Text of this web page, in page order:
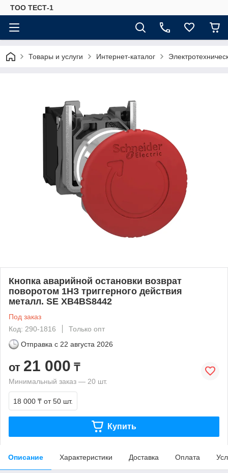
ТОО ТЕСТ-1
Товары и услуги Интернет-каталог
Кнопка аварийной остановки возврат
поворотом 1НЗ триггерного действия
металл. SE XB4BS8442
Под заказ
Код: 290-1816
Только опт
Отправка с 22 августа 2026
от 21 000 ₸
Минимальный заказ — 20 шт.
18 000 ₸ от 50 шт.
Купить
Описание Характеристики Доставка Оплата